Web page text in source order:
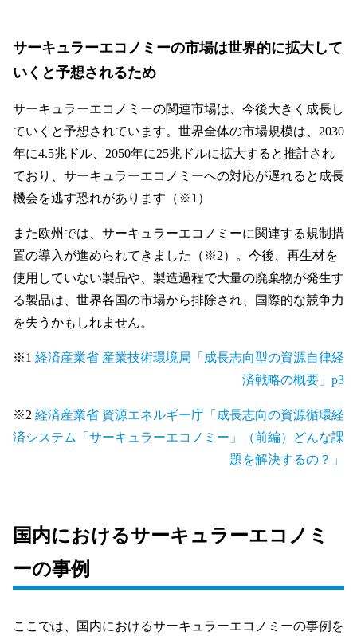
サーキュラーエコノミーの市場は世界的に拡大して
いくと予想されるため
サーキュラーエコノミーの関連市場は、今後大きく成長し
ていくと予想されています。世界全体の市場規模は、2030
年に4.5兆ドル、2050年に25兆ドルに拡大すると推計され
ており、サーキュラーエコノミーへの対応が遅れると成長
機会を逃す恐れがあります（※1）
また欧州では、サーキュラーエコノミーに関連する規制措
置の導入が進められてきました（※2）。今後、再生材を
使用していない製品や、製造過程で大量の廃棄物が発生す
る製品は、世界各国の市場から排除され、国際的な競争力
を失うかもしれません。
※1 経済産業省 産業技術環境局「成長志向型の資源自律経
済戦略の概要」p3
※2 経済産業省 資源エネルギー庁「成長志向の資源循環経
済システム「サーキュラーエコノミー」（前編）どんな課
題を解決するの？」
国内におけるサーキュラーエコノミ
ーの事例
ここでは、国内におけるサーキュラーエコノミーの事例を